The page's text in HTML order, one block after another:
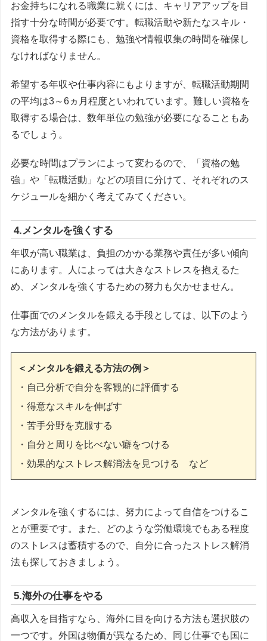
お金持ちになれる職業に就くには、キャリアアップを目
指す十分な時間が必要です。転職活動や新たなスキル・
資格を取得する際にも、勉強や情報収集の時間を確保し
なければなりません。
希望する年収や仕事内容にもよりますが、転職活動期間
の平均は3～6ヵ月程度といわれています。難しい資格を
取得する場合は、数年単位の勉強が必要になることもあ
るでしょう。
必要な時間はプランによって変わるので、「資格の勉
強」や「転職活動」などの項目に分けて、それぞれのス
ケジュールを細かく考えてみてください。
4.メンタルを強くする
年収が高い職業は、負担のかかる業務や責任が多い傾向
にあります。人によっては大きなストレスを抱えるた
め、メンタルを強くするための努力も欠かせません。
仕事面でのメンタルを鍛える手段としては、以下のよう
な方法があります。
＜メンタルを鍛える方法の例＞
・自己分析で自分を客観的に評価する
・得意なスキルを伸ばす
・苦手分野を克服する
・自分と周りを比べない癖をつける
・効果的なストレス解消法を見つける など
メンタルを強くするには、努力によって自信をつけるこ
とが重要です。また、どのような労働環境でもある程度
のストレスは蓄積するので、自分に合ったストレス解消
法も探しておきましょう。
5.海外の仕事をやる
高収入を目指すなら、海外に目を向ける方法も選択肢の
一つです。外国は物価が異なるため、同じ仕事でも国に